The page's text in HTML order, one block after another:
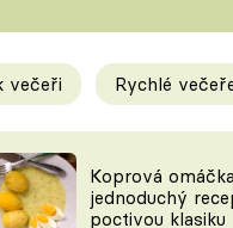
a triky
KAM ZA JÍDLEM
večeři Rychlé
Koprová
jednoduchý
poctivou klasiku